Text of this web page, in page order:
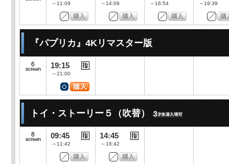
～11:09 ～14:09 ～16:54 ～19:39
『パプリカ』4Kリマスター版
19:15
～21:00
トイ・ストーリー５（吹替）
09:45
～11:42
14:45
～16:42